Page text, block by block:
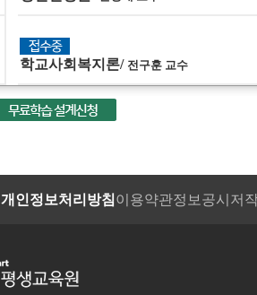
학교사회복지론/ 전구훈 교수
개인정보처리방침이용약관정보공시저